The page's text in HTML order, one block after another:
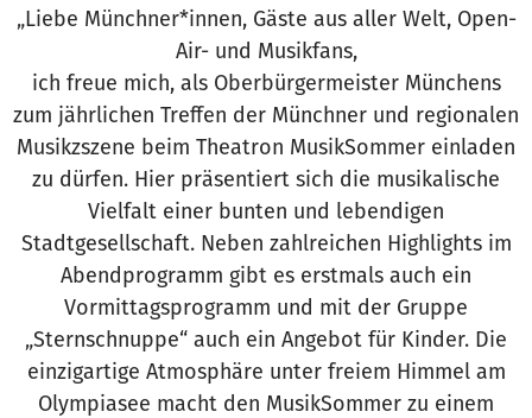
„Liebe Münchner*innen, Gäste aus aller Welt, Open-
Air- und Musikfans,
ich freue mich, als Oberbürgermeister Münchens
zum jährlichen Treffen der Münchner und regionalen
Musikzszene beim Theatron MusikSommer einladen
zu dürfen. Hier präsentiert sich die musikalische
Vielfalt einer bunten und lebendigen
Stadtgesellschaft. Neben zahlreichen Highlights im
Abendprogramm gibt es erstmals auch ein
Vormittagsprogramm und mit der Gruppe
„Sternschnuppe“ auch ein Angebot für Kinder. Die
einzigartige Atmosphäre unter freiem Himmel am
Olympiasee macht den MusikSommer zu einem